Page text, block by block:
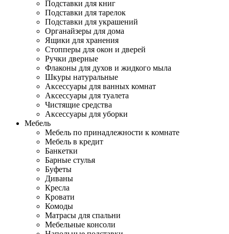
Подставки для книг
Подставки для тарелок
Подставки для украшений
Органайзеры для дома
Ящики для хранения
Стопперы для окон и дверей
Ручки дверные
Флаконы для духов и жидкого мыла
Шкуры натуральные
Аксессуары для ванных комнат
Аксессуары для туалета
Чистящие средства
Аксессуары для уборки
Мебель
Мебель по принадлежности к комнате
Мебель в кредит
Банкетки
Барные стулья
Буфеты
Диваны
Кресла
Кровати
Комоды
Матрасы для спальни
Мебельные консоли